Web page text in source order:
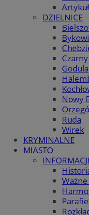
DZIELNICE
Godula
Nowy
Ruda
Wirek
KRYMINALNE
MIASTO